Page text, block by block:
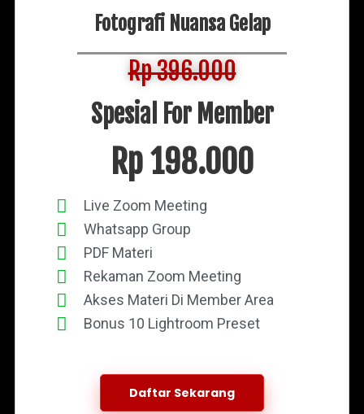
Fotografi Nuansa Gelap
Rp 396.000
Spesial For Member
Rp 198.000
Live Zoom Meeting
Whatsapp Group
PDF Materi
Rekaman Zoom Meeting
Akses Materi Di Member Area
Bonus 10 Lightroom Preset
Daftar Sekarang